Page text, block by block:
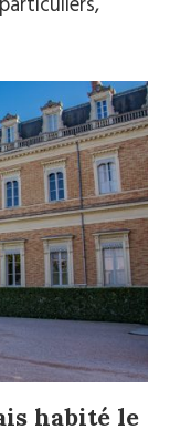
habité le